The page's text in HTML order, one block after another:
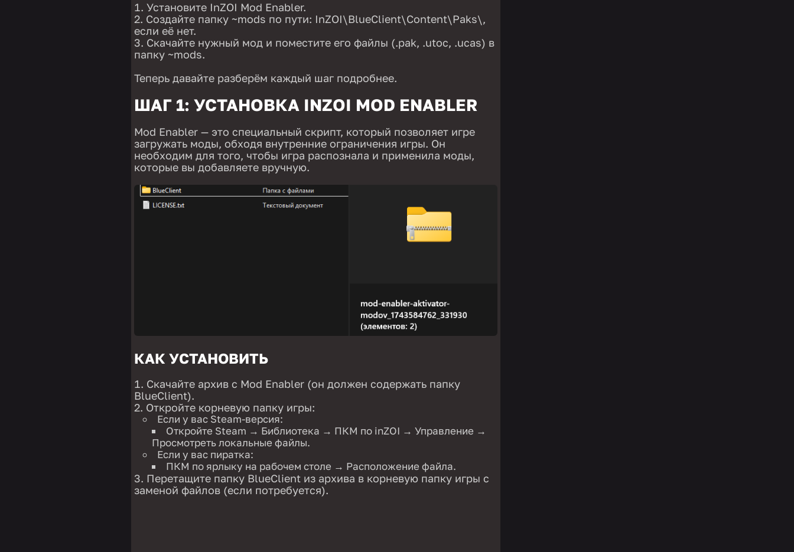
Установите InZOI Mod Enabler.
Создайте папку ~mods по пути: InZOI\BlueClient\Content\Paks\,
если её нет.
Скачайте нужный мод и поместите его файлы (.pak, .utoc, .ucas) в
папку ~mods.
Теперь давайте разберём каждый шаг подробнее.
ШАГ 1: УСТАНОВКА INZOI MOD ENABLER
Mod Enabler — это специальный скрипт, который позволяет игре
загружать моды, обходя внутренние ограничения игры. Он
необходим для того, чтобы игра распознала и применила моды,
которые вы добавляете вручную.
КАК УСТАНОВИТЬ
Скачайте архив с Mod Enabler (он должен содержать папку
BlueClient).
Откройте корневую папку игры:
Если у вас Steam-версия:
Откройте Steam → Библиотека → ПКМ по inZOI → Управление →
Просмотреть локальные файлы.
Если у вас пиратка:
ПКМ по ярлыку на рабочем столе → Расположение файла.
Перетащите папку BlueClient из архива в корневую папку игры с
заменой файлов (если потребуется).